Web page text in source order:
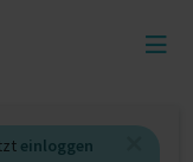
einloggen